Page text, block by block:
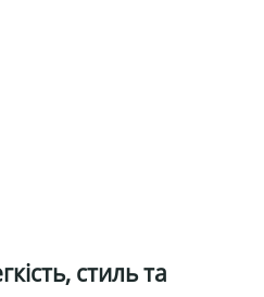
стиль та